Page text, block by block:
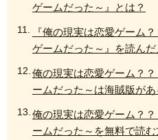
ゲームだった～』とは？
『俺の現実は恋愛ゲーム
ゲームだった～』を読ん
俺の現実は恋愛ゲーム？
ームだった～は海賊版が
俺の現実は恋愛ゲーム？
ームだった～を無料で読